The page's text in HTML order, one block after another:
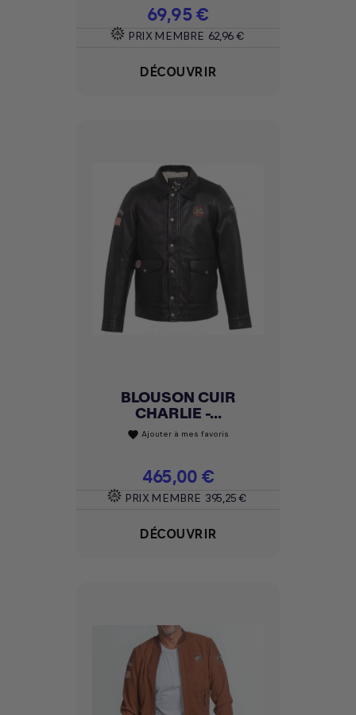
Prix
69,95 €
PRIX MEMBRE 62,96 €
DÉCOUVRIR
BLOUSON CUIR
CHARLIE -...
favorite Ajouter à mes favoris
Prix
465,00 €
PRIX MEMBRE 395,25 €
DÉCOUVRIR